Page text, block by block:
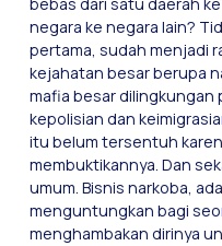
negara ke negara lain?
pertama, sudah menjadi
kejahatan besar berupa
mafia besar
kepolisian dan
itu belum tersentuh
membuktikannya. Dan
umum. Bisnis narkoba,
menguntungkan bagi
menghambakan dirinya